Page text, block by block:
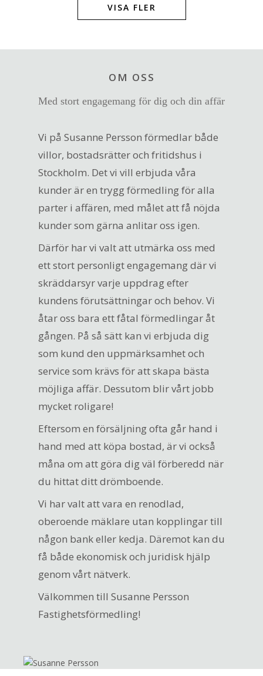
VISA FLER
OM OSS
Med stort engagemang för dig och din affär
Vi på Susanne Persson förmedlar både
villor, bostadsrätter och fritidshus i
Stockholm. Det vi vill erbjuda våra
kunder är en trygg förmedling för alla
parter i affären, med målet att få nöjda
kunder som gärna anlitar oss igen.
Därför har vi valt att utmärka oss med
ett stort personligt engagemang där vi
skräddarsyr varje uppdrag efter
kundens förutsättningar och behov. Vi
åtar oss bara ett fåtal förmedlingar åt
gången. På så sätt kan vi erbjuda dig
som kund den uppmärksamhet och
service som krävs för att skapa bästa
möjliga affär. Dessutom blir vårt jobb
mycket roligare!
Eftersom en försäljning ofta går hand i
hand med att köpa bostad, är vi också
måna om att göra dig väl förberedd när
du hittat ditt drömboende.
Vi har valt att vara en renodlad,
oberoende mäklare utan kopplingar till
någon bank eller kedja. Däremot kan du
få både ekonomisk och juridisk hjälp
genom vårt nätverk.
Välkommen till Susanne Persson
Fastighetsförmedling!